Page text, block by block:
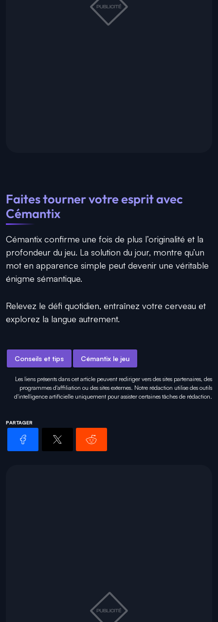
Faites tourner votre esprit avec
Cémantix
Cémantix confirme une fois de plus l’originalité et la
profondeur du jeu. La solution du jour, montre qu’un
mot en apparence simple peut devenir une véritable
énigme sémantique.
Relevez le défi quotidien, entraînez votre cerveau et
explorez la langue autrement.
Conseils et tips Cémantix le jeu
Les liens présents dans cet article peuvent rediriger vers des sites partenaires, des
programmes d'affiliation ou des sites externes. Notre rédaction utilise des outils
d'intelligence artificielle uniquement pourassister certaines tâches de rédaction.
PARTAGER